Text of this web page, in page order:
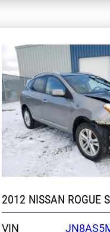
2012 NISSAN ROGUE S
VIN